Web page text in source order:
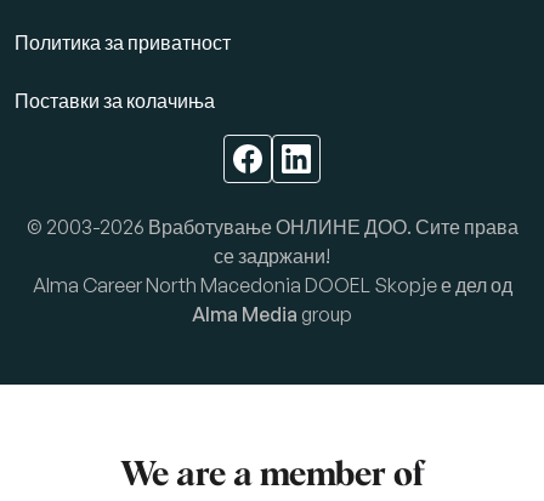
Политика за приватност
Поставки за колачиња
© 2003-2026 Вработување ОНЛИНЕ ДОО. Сите права
се задржани!
Alma Career North Macedonia DOOEL Skopje е дел од
Alma Media group
We are a member of